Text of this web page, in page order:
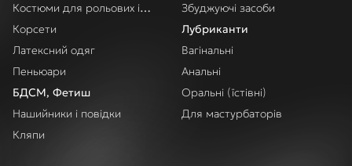
Костюми для рольових ігор
Корсети
Латексний одяг
Пеньюари
БДСМ, Фетиш
Нашийники і повідки
Кляпи
Збуджуючі засоби
Лубриканти
Вагінальні
Анальні
Оральні (їстівні)
Для мастурбаторів